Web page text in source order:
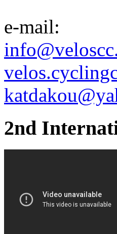
e-mail:
2nd